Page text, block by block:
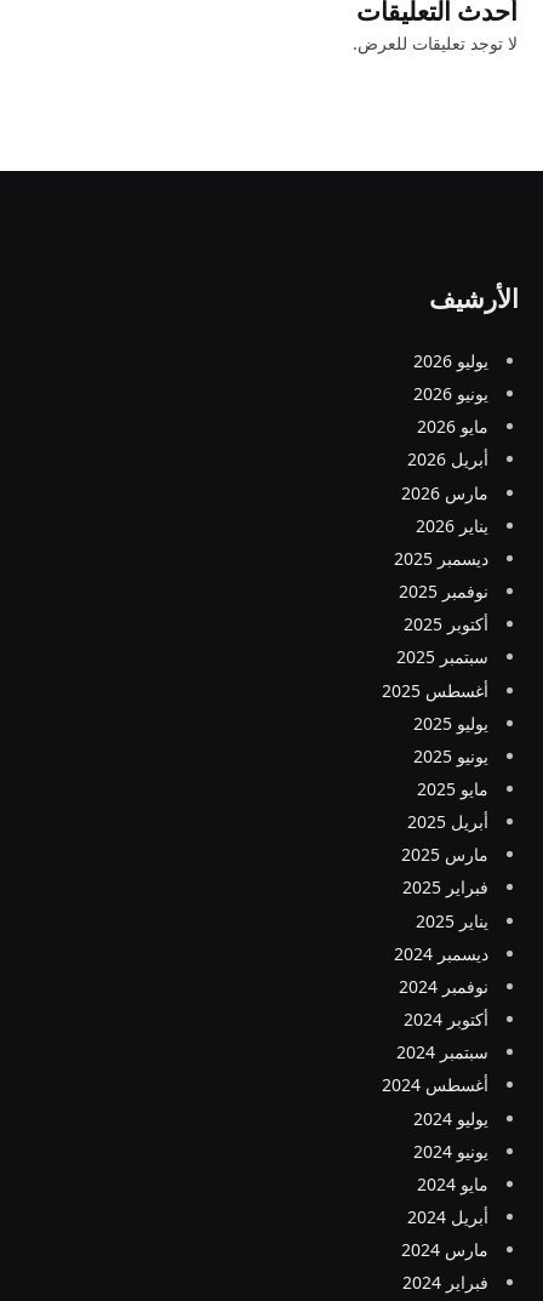
أحدث التعليقات
لا توجد تعليقات للعرض.
الأرشيف
يوليو 2026
يونيو 2026
مايو 2026
أبريل 2026
مارس 2026
يناير 2026
ديسمبر 2025
نوفمبر 2025
أكتوبر 2025
سبتمبر 2025
أغسطس 2025
يوليو 2025
يونيو 2025
مايو 2025
أبريل 2025
مارس 2025
فبراير 2025
يناير 2025
ديسمبر 2024
نوفمبر 2024
أكتوبر 2024
سبتمبر 2024
أغسطس 2024
يوليو 2024
يونيو 2024
مايو 2024
أبريل 2024
مارس 2024
فبراير 2024